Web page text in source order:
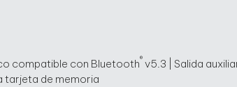
compatible con Bluetooth® v5.3 | Salida
tarjeta de memoria